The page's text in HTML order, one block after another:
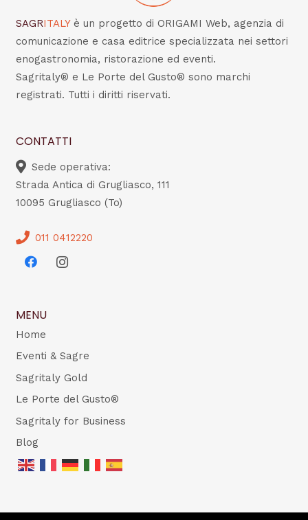
SAGRITALY è un progetto di ORIGAMI Web, agenzia di
comunicazione e casa editrice specializzata nei settori
enogastronomia, ristorazione ed eventi.
Sagritaly® e Le Porte del Gusto® sono marchi
registrati. Tutti i diritti riservati.
CONTATTI
Sede operativa:
Strada Antica di Grugliasco, 111
10095 Grugliasco (To)
011 0412220
MENU
Home
Eventi & Sagre
Sagritaly Gold
Le Porte del Gusto®
Sagritaly for Business
Blog